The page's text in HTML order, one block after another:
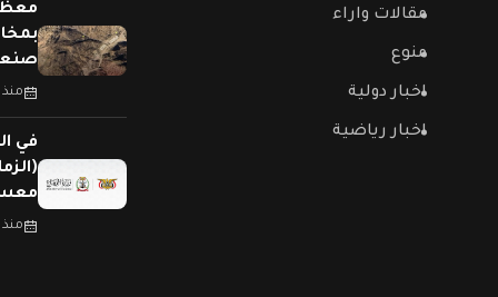
مقالات واراء
منوع
اخبار دولية
اخبار رياضية
في